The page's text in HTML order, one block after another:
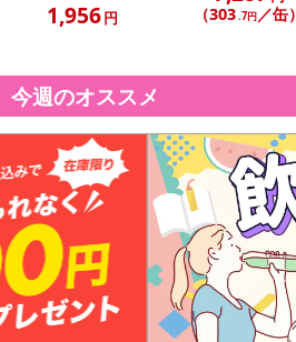
1,956円 （303.7円／缶）
今週のオススメ